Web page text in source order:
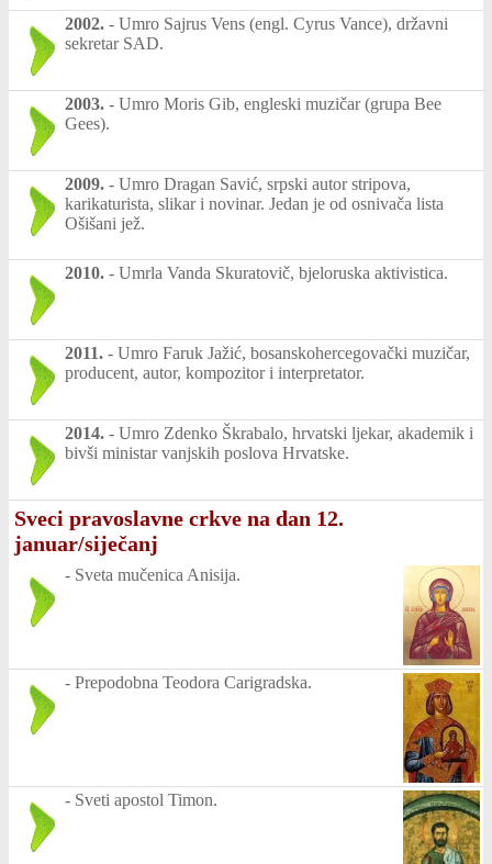
2002. - Umro Sajrus Vens (engl. Cyrus Vance), državni
sekretar SAD.
2003. - Umro Moris Gib, engleski muzičar (grupa Bee
Gees).
2009. - Umro Dragan Savić, srpski autor stripova,
karikaturista, slikar i novinar. Jedan je od osnivača lista
Ošišani jež.
2010. - Umrla Vanda Skuratovič, bjeloruska aktivistica.
2011. - Umro Faruk Jažić, bosanskohercegovački muzičar,
producent, autor, kompozitor i interpretator.
2014. - Umro Zdenko Škrabalo, hrvatski ljekar, akademik i
bivši ministar vanjskih poslova Hrvatske.
Sveci pravoslavne crkve na dan 12.
januar/siječanj
- Sveta mučenica Anisija.
- Prepodobna Teodora Carigradska.
- Sveti apostol Timon.